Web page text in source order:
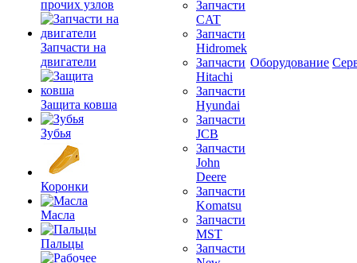
прочих узлов
Запчасти на
двигатели
Защита ковша
Зубья
Коронки
Масла
Пальцы
Запчасти
CAT
Запчасти
Hidromek
Запчасти
Hitachi
Запчасти
Hyundai
Запчасти
JCB
Запчасти
John
Deere
Запчасти
Komatsu
Запчасти
MST
Запчасти
Оборудование